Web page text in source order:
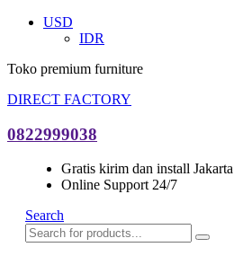
USD
IDR
Toko premium furniture
DIRECT FACTORY
0822999038
Gratis kirim dan install Jakarta
Online Support 24/7
Search